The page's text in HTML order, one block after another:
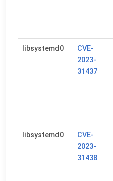
libsystemd0
CVE-
2023-
31437
libsystemd0
CVE-
2023-
31438